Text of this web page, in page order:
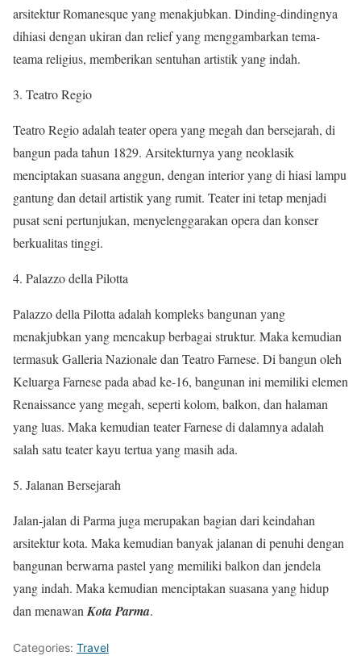
arsitektur Romanesque yang menakjubkan. Dinding-dindingnya
dihiasi dengan ukiran dan relief yang menggambarkan tema-
teama religius, memberikan sentuhan artistik yang indah.
3. Teatro Regio
Teatro Regio adalah teater opera yang megah dan bersejarah, di
bangun pada tahun 1829. Arsitekturnya yang neoklasik
menciptakan suasana anggun, dengan interior yang di hiasi lampu
gantung dan detail artistik yang rumit. Teater ini tetap menjadi
pusat seni pertunjukan, menyelenggarakan opera dan konser
berkualitas tinggi.
4. Palazzo della Pilotta
Palazzo della Pilotta adalah kompleks bangunan yang
menakjubkan yang mencakup berbagai struktur. Maka kemudian
termasuk Galleria Nazionale dan Teatro Farnese. Di bangun oleh
Keluarga Farnese pada abad ke-16, bangunan ini memiliki elemen
Renaissance yang megah, seperti kolom, balkon, dan halaman
yang luas. Maka kemudian teater Farnese di dalamnya adalah
salah satu teater kayu tertua yang masih ada.
5. Jalanan Bersejarah
Jalan-jalan di Parma juga merupakan bagian dari keindahan
arsitektur kota. Maka kemudian banyak jalanan di penuhi dengan
bangunan berwarna pastel yang memiliki balkon dan jendela
yang indah. Maka kemudian menciptakan suasana yang hidup
dan menawanKota Parma.
Categories: Travel